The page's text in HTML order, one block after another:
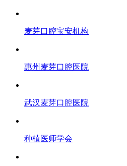
麦芽口腔宝安机构
惠州麦芽口腔医院
武汉麦芽口腔医院
种植医师学会